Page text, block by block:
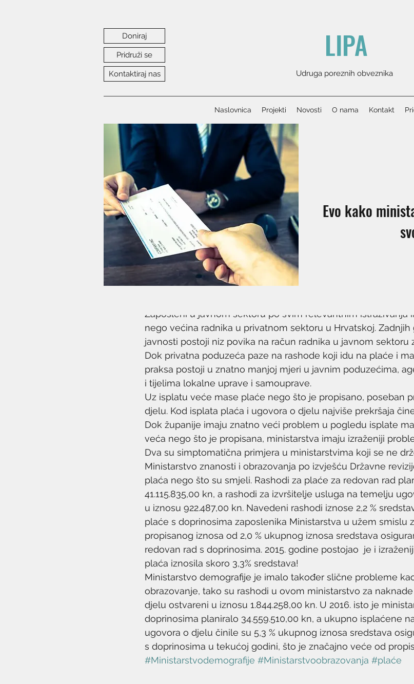
Doniraj
Pridruži se
Kontaktiraj nas
LIPA
Udruga poreznih obveznika
Naslovnica Projekti Novosti O nama Kontakt
Zaposleni u javnom sektoru po svim relevantnim istraživanja
nego većina radnika u privatnom sektoru u Hrvatskoj.
javnosti postoji niz povika na račun radnika u javnom sektoru
Dok privatna poduzeća paze na rashode koji idu na plaće i
praksa postoji u znatno manjoj mjeri u javnim poduzećima,
i tijelima lokalne uprave i samouprave.
Uz isplatu veće mase plaće nego što je propisano, poseban
djelu. Kod isplata plaća i ugovora o djelu najviše prekršaja
Dok županije imaju znatno veći problem u pogledu isplate
veća nego što je propisana, ministarstva imaju izraženiji
Dva su simptomatična primjera u ministarstvima koji se ne
Ministarstvo znanosti i obrazovanja po izvješću Državne
plaća nego što su smjeli. Rashodi za plaće za redovan rad
41.115.835,00 kn, a rashodi za izvršitelje usluga na temelju
u iznosu 922.487,00 kn. Navedeni rashodi iznose 2,2 %
plaće s doprinosima zaposlenika Ministarstva u užem smislu
propisanog iznosa od 2,0 % ukupnog iznosa sredstava
redovan rad s doprinosima. 2015. godine postojao  je i
plaća iznosila skoro 3,3% sredstava!
Ministarstvo demografije je imalo također slične probleme
obrazovanje, tako su rashodi u ovom ministarstvo za
djelu ostvareni u iznosu 1.844.258,00 kn. U 2016. isto je
doprinosima planiralo 34.559.510,00 kn, a ukupno isplaćene
ugovora o djelu činile su 5,3 % ukupnog iznosa sredstava
s doprinosima u tekućoj godini, što je značajno veće od
#Ministarstvodemografije #Ministarstvoobrazovanja #plaće
Evo kako